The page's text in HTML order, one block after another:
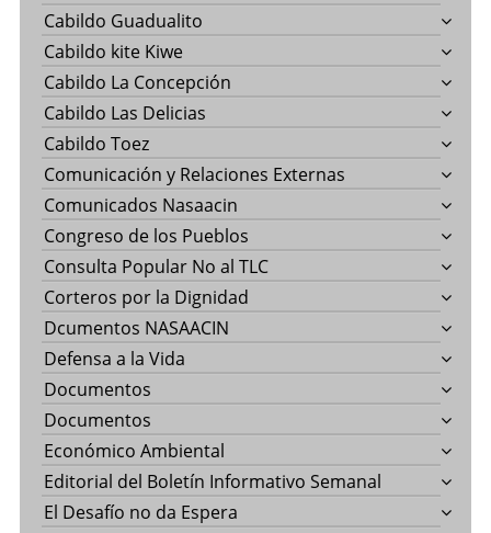
Cabildo Guadualito
Cabildo kite Kiwe
Cabildo La Concepción
Cabildo Las Delicias
Cabildo Toez
Comunicación y Relaciones Externas
Comunicados Nasaacin
Congreso de los Pueblos
Consulta Popular No al TLC
Corteros por la Dignidad
Dcumentos NASAACIN
Defensa a la Vida
Documentos
Documentos
Económico Ambiental
Editorial del Boletín Informativo Semanal
El Desafío no da Espera